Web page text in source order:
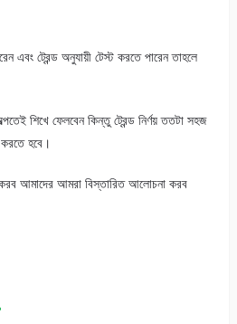
এবং ট্রেন্ড অনুযায়ী টেস্ট করতে পারেন তাহলে
শিখে ফেলবেন কিন্তু ট্রেন্ড নির্ণয় ততটা সহজ
হবে।
আমাদের আমরা বিস্তারিত আলোচনা করব